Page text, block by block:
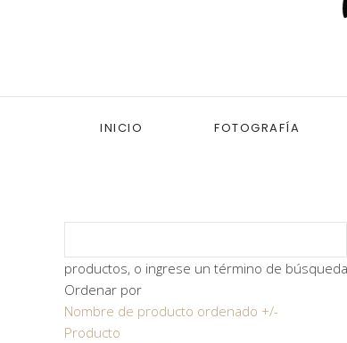
INICIO FOTOGRAFÍA
productos, o ingrese un término de
Ordenar por
Nombre de producto ordenado +/-
Producto